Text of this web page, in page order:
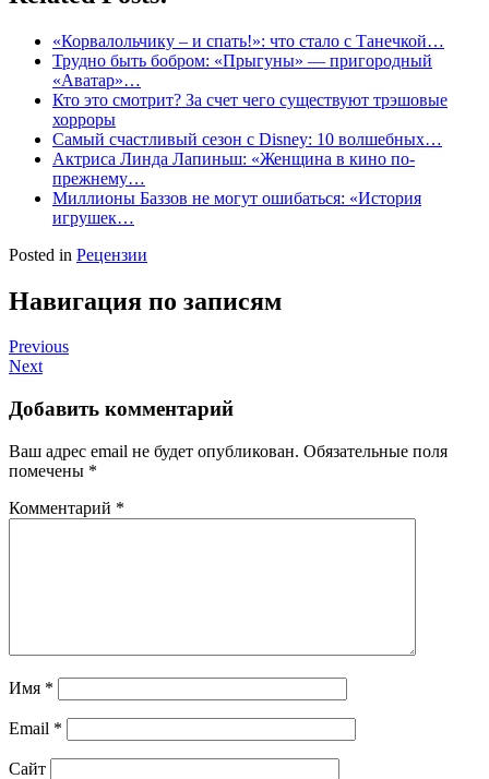
«Корвалольчику – и спать!»: что стало с Танечкой…
Трудно быть бобром: «Прыгуны» — пригородный
«Аватар»…
Кто это смотрит? За счет чего существуют трэшовые
хорроры
Самый счастливый сезон с Disney: 10 волшебных…
Актриса Линда Лапиньш: «Женщина в кино по-
прежнему…
Миллионы Баззов не могут ошибаться: «История
игрушек…
Posted in Рецензии
Навигация по записям
Previous
Next
Добавить комментарий
Ваш адрес email не будет опубликован. Обязательные поля
помечены *
Комментарий *
Имя *
Email *
Сайт